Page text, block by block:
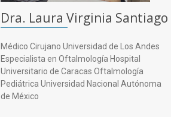
Dra. Laura Virginia Santiago
Médico Cirujano Universidad de Los Andes
Especialista en Oftalmología Hospital
Universitario de Caracas Oftalmología
Pediátrica Universidad Nacional Autónoma
de México